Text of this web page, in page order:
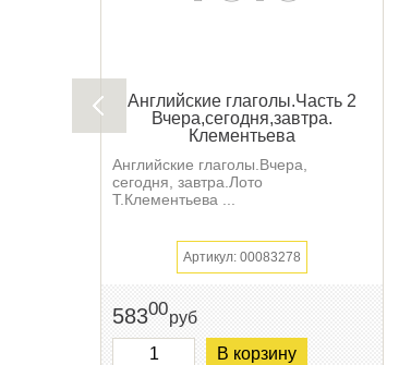
Английские глаголы.Часть 2
Вчера,сегодня,завтра.
Клементьева
Английские глаголы.Вчера,
сегодня, завтра.Лото
Т.Клементьева ...
Артикул: 00083278
58300руб
В корзину